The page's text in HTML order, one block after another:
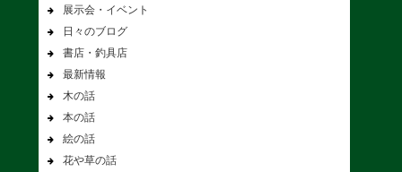
展示会・イベント
日々のブログ
書店・釣具店
最新情報
木の話
本の話
絵の話
花や草の話